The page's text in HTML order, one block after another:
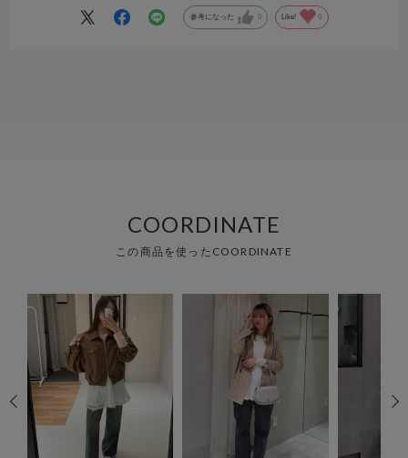
参考になった 0 Like! 0
COORDINATE
この商品を使ったCOORDINATE